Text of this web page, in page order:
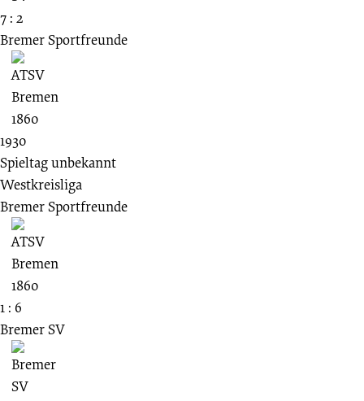
7 : 2
Bremer Sportfreunde
1930
Spieltag unbekannt
Westkreisliga
Bremer Sportfreunde
1 : 6
Bremer SV